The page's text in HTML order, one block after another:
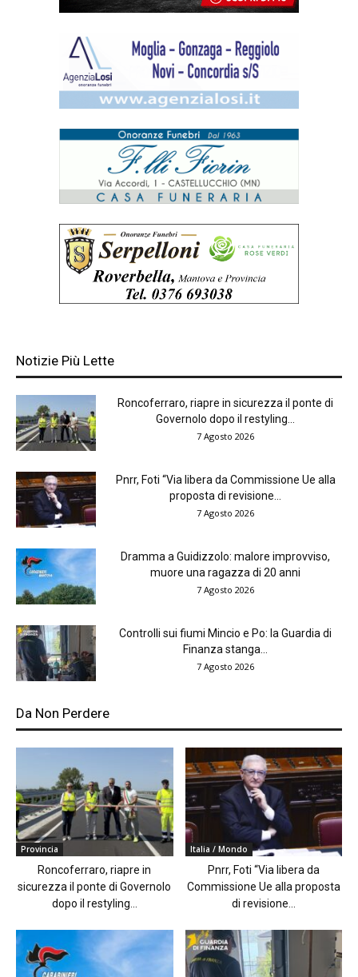
Notizie Più Lette
Roncoferraro, riapre in sicurezza il ponte di
Governolo dopo il restyling...
7 Agosto 2026
Pnrr, Foti “Via libera da Commissione Ue alla
proposta di revisione...
7 Agosto 2026
Dramma a Guidizzolo: malore improvviso,
muore una ragazza di 20 anni
7 Agosto 2026
Controlli sui fiumi Mincio e Po: la Guardia di
Finanza stanga...
7 Agosto 2026
Da Non Perdere
Provincia
Roncoferraro, riapre in
sicurezza il ponte di Governolo
dopo il restyling...
Italia / Mondo
Pnrr, Foti “Via libera da
Commissione Ue alla proposta
di revisione...